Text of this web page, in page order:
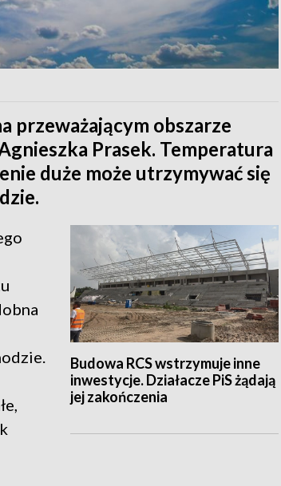
przeważającym obszarze
Prasek. Temperatura
duże może utrzymywać się
Budowa RCS wstrzymuje inne
inwestycje. Działacze PiS żądają
jej zakończenia